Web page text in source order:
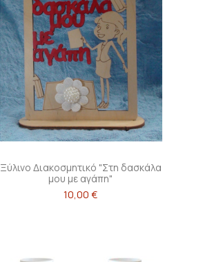
Ξύλινο Διακοσμητικό "Στη δασκάλα
μου με αγάπη"
10,00 €